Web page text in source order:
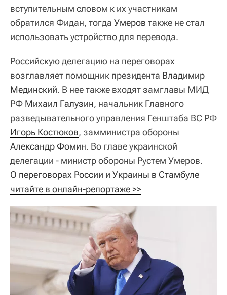
вступительным словом к их участникам
обратился Фидан, тогда Умеров также не стал
использовать устройство для перевода.
Российскую делегацию на переговорах
возглавляет помощник президента Владимир
Мединский. В нее также входят замглавы МИД
РФ Михаил Галузин, начальник Главного
разведывательного управления Генштаба ВС РФ
Игорь Костюков, замминистра обороны
Александр Фомин. Во главе украинской
делегации - министр обороны Рустем Умеров.
О переговорах России и Украины в Стамбуле
читайте в онлайн-репортаже >>